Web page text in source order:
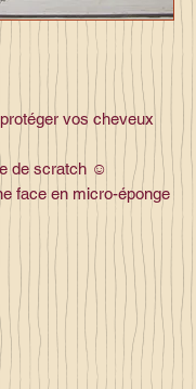
vos cheveux
de scratch ☺️
face en micro-éponge